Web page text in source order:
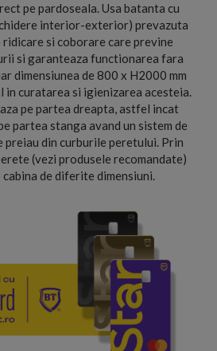
pe pardoseala. Usa batanta cu
interior-exterior) prevazuta
ridicare si coborare care previne
si garanteaza functionarea fara
dimensiunea de 800 x H2000 mm
in curatarea si igienizarea acesteia.
pe partea dreapta, astfel incat
partea stanga avand un sistem de
preiau din curburile peretului. Prin
(vezi produsele recomandate)
cabina de diferite dimensiuni.